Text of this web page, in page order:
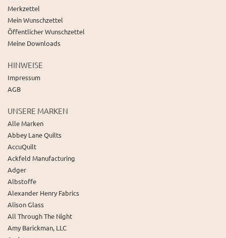
Merkzettel
Mein Wunschzettel
Öffentlicher Wunschzettel
Meine Downloads
HINWEISE
Impressum
AGB
UNSERE MARKEN
Alle Marken
Abbey Lane Quilts
AccuQuilt
Ackfeld Manufacturing
Adger
Albstoffe
Alexander Henry Fabrics
Alison Glass
All Through The Night
Amy Barickman, LLC